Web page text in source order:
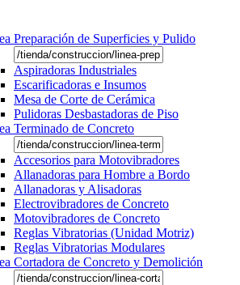
Preparación de Superficies y Pulido
Aspiradoras Industriales
Escarificadoras e Insumos
Mesa de Corte de Cerámica
Pulidoras Desbastadoras de Piso
Terminado de Concreto
Accesorios para Motovibradores
Allanadoras para Hombre a Bordo
Allanadoras y Alisadoras
Electrovibradores de Concreto
Motovibradores de Concreto
Reglas Vibratorias (Unidad Motriz)
Reglas Vibratorias Modulares
Cortadora de Concreto y Demolición